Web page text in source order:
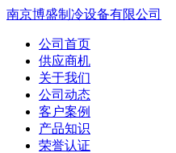
南京博盛制冷设备有限公司
公司首页
供应商机
关于我们
公司动态
客户案例
产品知识
荣誉认证